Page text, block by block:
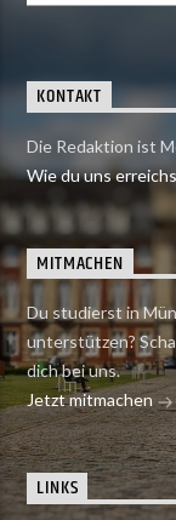
KONTAKT
Die Redaktion ist
Wie du uns
MITMACHEN
Du studierst in
unterstützen?
dich bei uns.
Jetzt mitmachen
LINKS